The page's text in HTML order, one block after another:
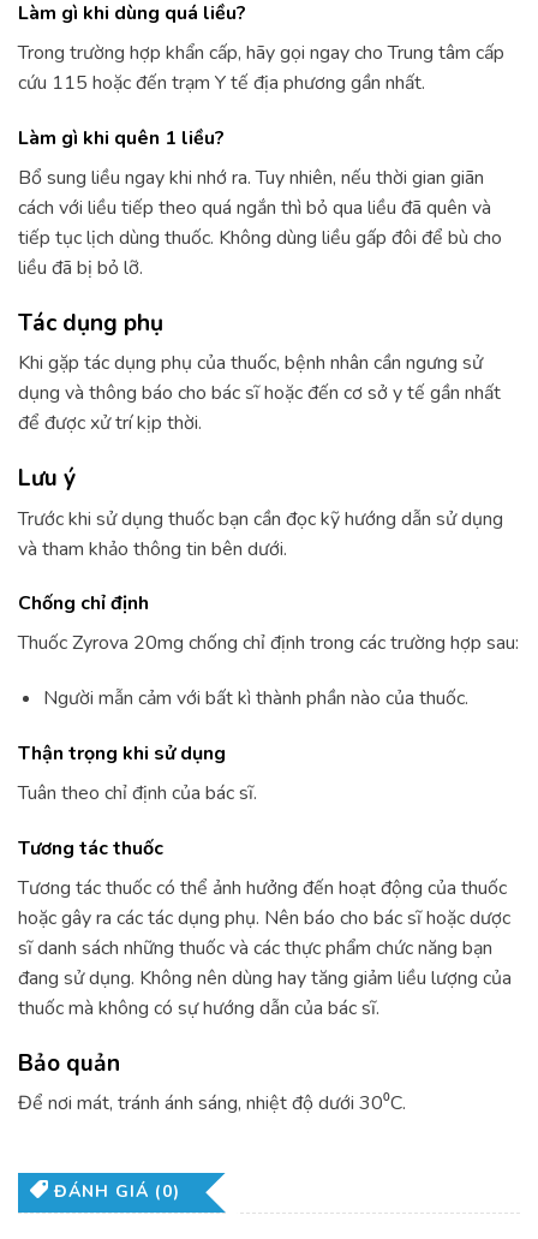
Làm gì khi dùng quá liều?
Trong trường hợp khẩn cấp, hãy gọi ngay cho Trung tâm cấp
cứu 115 hoặc đến trạm Y tế địa phương gần nhất.
Làm gì khi quên 1 liều?
Bổ sung liều ngay khi nhớ ra. Tuy nhiên, nếu thời gian giãn
cách với liều tiếp theo quá ngắn thì bỏ qua liều đã quên và
tiếp tục lịch dùng thuốc. Không dùng liều gấp đôi để bù cho
liều đã bị bỏ lỡ.
Tác dụng phụ
Khi gặp tác dụng phụ của thuốc, bệnh nhân cần ngưng sử
dụng và thông báo cho bác sĩ hoặc đến cơ sở y tế gần nhất
để được xử trí kịp thời.
Lưu ý
Trước khi sử dụng thuốc bạn cần đọc kỹ hướng dẫn sử dụng
và tham khảo thông tin bên dưới.
Chống chỉ định
Thuốc Zyrova 20mg chống chỉ định trong các trường hợp sau:
Người mẫn cảm với bất kì thành phần nào của thuốc.
Thận trọng khi sử dụng
Tuân theo chỉ định của bác sĩ.
Tương tác thuốc
Tương tác thuốc có thể ảnh hưởng đến hoạt động của thuốc
hoặc gây ra các tác dụng phụ. Nên báo cho bác sĩ hoặc dược
sĩ danh sách những thuốc và các thực phẩm chức năng bạn
đang sử dụng. Không nên dùng hay tăng giảm liều lượng của
thuốc mà không có sự hướng dẫn của bác sĩ.
Bảo quản
Để nơi mát, tránh ánh sáng, nhiệt độ dưới 30⁰C.
ĐÁNH GIÁ (0)